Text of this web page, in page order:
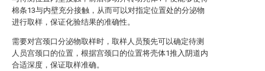
棉条13与内壁充分接触，从而可以对指定位置处的分泌物
进行取样，保证化验结果的准确性。
需要对宫颈口分泌物取样时，取样人员预先可以确定待测
人员宫颈口的位置，根据宫颈口的位置将壳体1推入阴道内
合适深度，保证取样准确。